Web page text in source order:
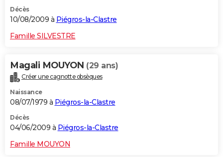
Décès
10/08/2009 à Piégros-la-Clastre
Famille SILVESTRE
Magali MOUYON (29 ans)
Créer une cagnotte obsèques
Naissance
08/07/1979 à Piégros-la-Clastre
Décès
04/06/2009 à Piégros-la-Clastre
Famille MOUYON